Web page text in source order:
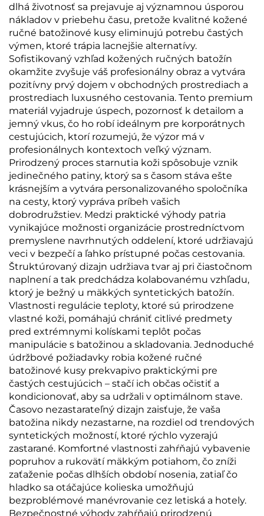
dlhá životnosť sa prejavuje aj významnou úsporou
nákladov v priebehu času, pretože kvalitné kožené
ručné batožinové kusy eliminujú potrebu častých
výmen, ktoré trápia lacnejšie alternatívy.
Sofistikovaný vzhľad kožených ručných batožín
okamžite zvyšuje váš profesionálny obraz a vytvára
pozitívny prvý dojem v obchodných prostrediach a
prostrediach luxusného cestovania. Tento premium
materiál vyjadruje úspech, pozornosť k detailom a
jemný vkus, čo ho robí ideálnym pre korporátnych
cestujúcich, ktorí rozumejú, že výzor má v
profesionálnych kontextoch veľký význam.
Prirodzený proces starnutia koži spôsobuje vznik
jedinečného patiny, ktorý sa s časom stáva ešte
krásnejším a vytvára personalizovaného spoločníka
na cesty, ktorý vypráva príbeh vašich
dobrodružstiev. Medzi praktické výhody patria
vynikajúce možnosti organizácie prostredníctvom
premyslene navrhnutých oddelení, ktoré udržiavajú
veci v bezpečí a ľahko prístupné počas cestovania.
Štruktúrovaný dizajn udržiava tvar aj pri čiastočnom
naplnení a tak predchádza kolabovanému vzhľadu,
ktorý je bežný u mäkkých syntetických batožín.
Vlastnosti regulácie teploty, ktoré sú prirodzene
vlastné koži, pomáhajú chrániť citlivé predmety
pred extrémnymi kolískami teplôt počas
manipulácie s batožinou a skladovania. Jednoduché
údržbové požiadavky robia kožené ručné
batožinové kusy prekvapivo praktickými pre
častých cestujúcich – stačí ich občas očistiť a
kondicionovať, aby sa udržali v optimálnom stave.
Časovo nezastarateľný dizajn zaisťuje, že vaša
batožina nikdy nezastarne, na rozdiel od trendových
syntetických možností, ktoré rýchlo vyzerajú
zastarané. Komfortné vlastnosti zahŕňajú vybavenie
popruhov a rukovätí mäkkým potiahom, čo zníži
zaťaženie počas dlhších období nosenia, zatiaľ čo
hladko sa otáčajúce kolieska umožňujú
bezproblémové manévrovanie cez letiská a hotely.
Bezpečnostné výhody zahŕňajú prirodzenú